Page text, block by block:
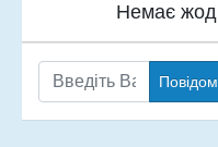
Немає